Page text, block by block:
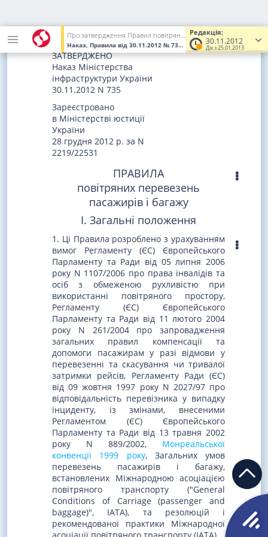
Редакція:
30.11.2012
Діє з 25.01.2013
Про затвердження Правил повітряних перевезень пасажирів і багажу
Наказ, Правила від 30.11.2012 № 735 (Увага! Попередня
ЗАТВЕРДЖЕНО
Наказ Міністерства
інфраструктури України
30.11.2012 N 735
Зареєстровано
в Міністерстві юстиції
України
28 грудня 2012 р. за N
2219/22531
ПРАВИЛА
повітряних перевезень
пасажирів і багажу
I. Загальні положення
1. Ці Правила розроблено з урахуванням
вимог Регламенту (ЄС) Європейського
Парламенту та Ради від 05 липня 2006
року N 1107/2006 про права інвалідів та
осіб з обмеженою рухливістю при
використанні повітряного простору,
Регламенту (ЄС) Європейського
Парламенту та Ради від 11 лютого 2004
року N 261/2004 про запровадження
загальних правил компенсації та
допомоги пасажирам у разі відмови у
перевезенні та скасування чи тривалої
затримки рейсів, Регламенту Ради (ЄС)
від 09 жовтня 1997 року N 2027/97 про
відповідальність перевізника у випадку
інциденту, із змінами, внесеними
Регламентом (ЄС) Європейського
Парламенту та Ради від 13 травня 2002
року N 889/2002, Монреальської
конвенції 1999 року, Загальних умов
перевезень пасажирів і багажу,
встановлених Міжнародною асоціацією
повітряного транспорту ("General
Conditions of Carriage (passenger and
baggage)", IATA), та резолюцій і
рекомендованої практики Міжнародної